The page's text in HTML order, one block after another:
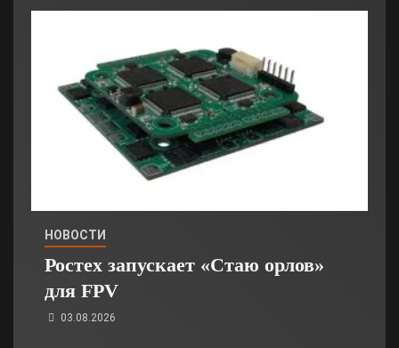
НОВОСТИ
Ростех запускает «Стаю орлов»
для FPV
03.08.2026